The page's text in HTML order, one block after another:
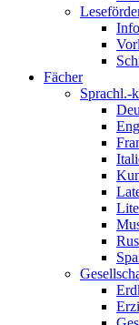
Fächer
Sprachl.-